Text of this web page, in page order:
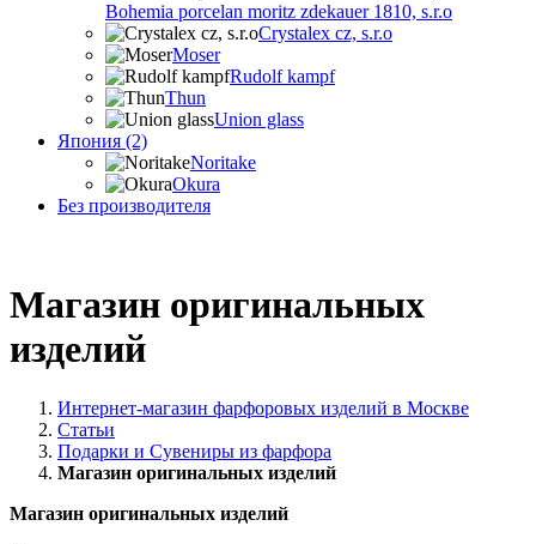
Bohemia porcelan moritz zdekauer 1810, s.r.o
Crystalex cz, s.r.o
Moser
Rudolf kampf
Thun
Union glass
Япония (2)
Noritake
Okura
Без производителя
Магазин оригинальных
изделий
Интернет-магазин фарфоровых изделий в Москве
Статьи
Подарки и Сувениры из фарфора
Магазин оригинальных изделий
Магазин оригинальных изделий